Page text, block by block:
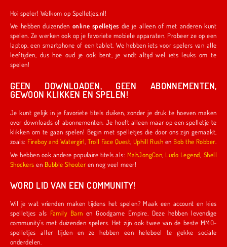
Hoi speler! Welkom op Spelletjes.nl!
We hebben duizenden online spelletjes die je alleen of met anderen kunt
spelen. Ze werken ook op je favoriete mobiele apparaten. Probeer ze op een
laptop, een smartphone of een tablet. We hebben iets voor spelers van alle
leeftijden, dus hoe oud je ook bent, je vindt altijd wel iets leuks om te
spelen!
GEEN DOWNLOADEN, GEEN ABONNEMENTEN,
GEWOON KLIKKEN EN SPELEN!
Je kunt gelijk in je favoriete titels duiken, zonder je druk te hoeven maken
over downloads of abonnementen. Je hoeft alleen maar op een spelletje te
klikken om te gaan spelen! Begin met spelletjes die door ons zijn gemaakt,
zoals:
Fireboy and Watergirl ,Troll Face Quest Uphill Rush en Bob the Robber
We hebben ook andere populaire titels als: MahJongCon Ludo Legend Shell
Shockers en Bubble Shooter en nog veel meer!
WORD LID VAN EEN COMMUNITY!
Wil je wat vrienden maken tijdens het spelen? Maak een account en kies
spelletjes als
Family Barn en Goodgame Empire. Deze hebben levendige
community's met duizenden spelers. Het zijn ook twee van de beste MMO-
spelletjes aller tijden en ze hebben een heleboel te gekke sociale
onderdelen.